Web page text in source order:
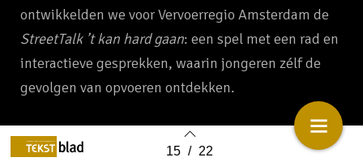
Back to index 15 / 22
ontwikkelden we voor Vervoerregio Amsterdam de
StreetTalk ’t kan hard gaan: een spel met een rad en
interactieve gesprekken, waarin jongeren zélf de
gevolgen van opvoeren ontdekken.
SIMONE KROUWER EN